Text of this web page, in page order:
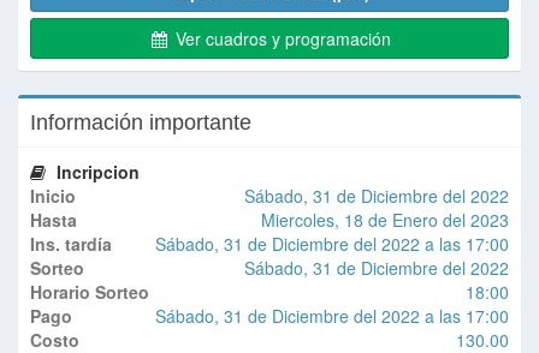
Ver cuadros y programación
Información importante
Incripcion
Inicio
Sábado, 31 de Diciembre del 2022
Hasta
Miercoles, 18 de Enero del 2023
Ins. tardía
Sábado, 31 de Diciembre del 2022 a las 17:00
Sorteo
Sábado, 31 de Diciembre del 2022
Horario Sorteo
18:00
Pago
Sábado, 31 de Diciembre del 2022 a las 17:00
Costo
130.00